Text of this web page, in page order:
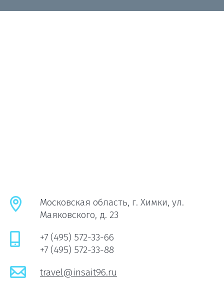
Московская область, г. Химки, ул.
Маяковского, д. 23
+7 (495) 572-33-66
+7 (495) 572-33-88
travel@insait96.ru